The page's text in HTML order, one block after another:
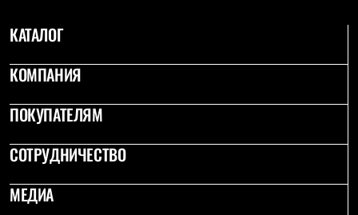
Куртки
Софтшелл одежда
Брюки
Лёгкая одежда
Рубашки
Футболки
Брюки
Термобелье
Среднее термобелье
Легкое термобелье
КАТАЛОГ
КОМПАНИЯ
ПОКУПАТЕЛЯМ
СОТРУДНИЧЕСТВО
МЕДИА